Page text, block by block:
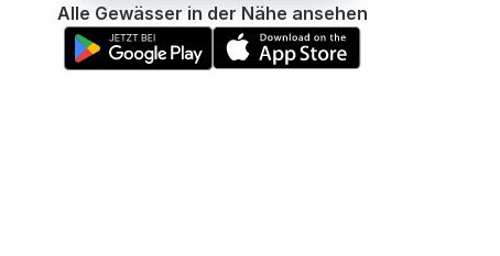
Alle Gewässer in der Nähe ansehen